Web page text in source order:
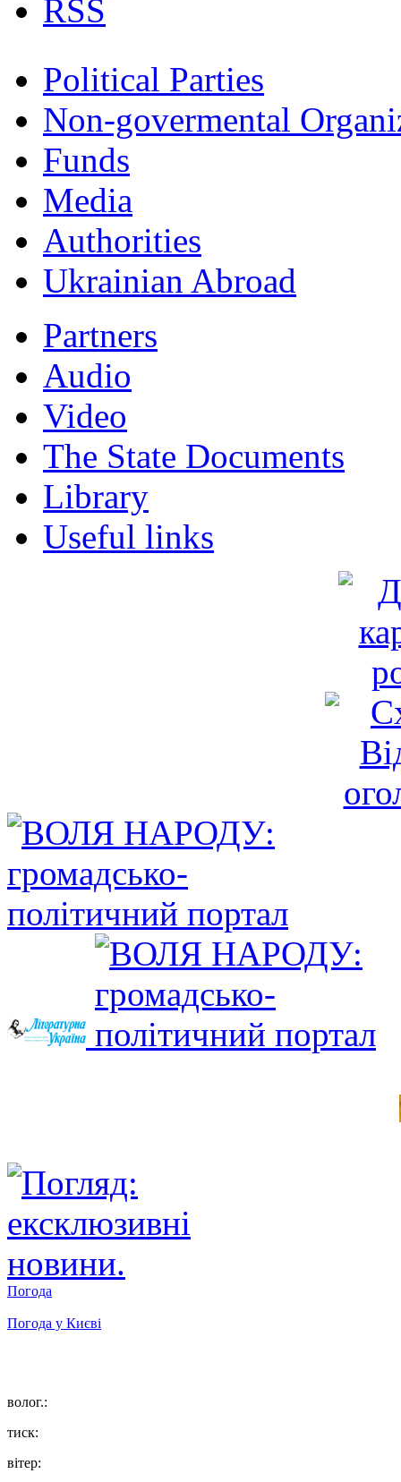
RSS
Political Parties
Non-govermental
Funds
Мedia
Authorities
Ukrainian Abroad
Partners
Audio
Video
The State Documents
Library
Useful links
Погода
Погода у Києві
волог.:
тиск:
вітер: